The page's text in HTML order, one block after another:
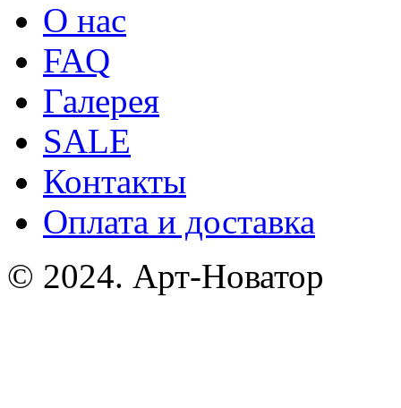
О нас
FAQ
Галерея
SALE
Контакты
Оплата и доставка
© 2024. Арт-Новатор